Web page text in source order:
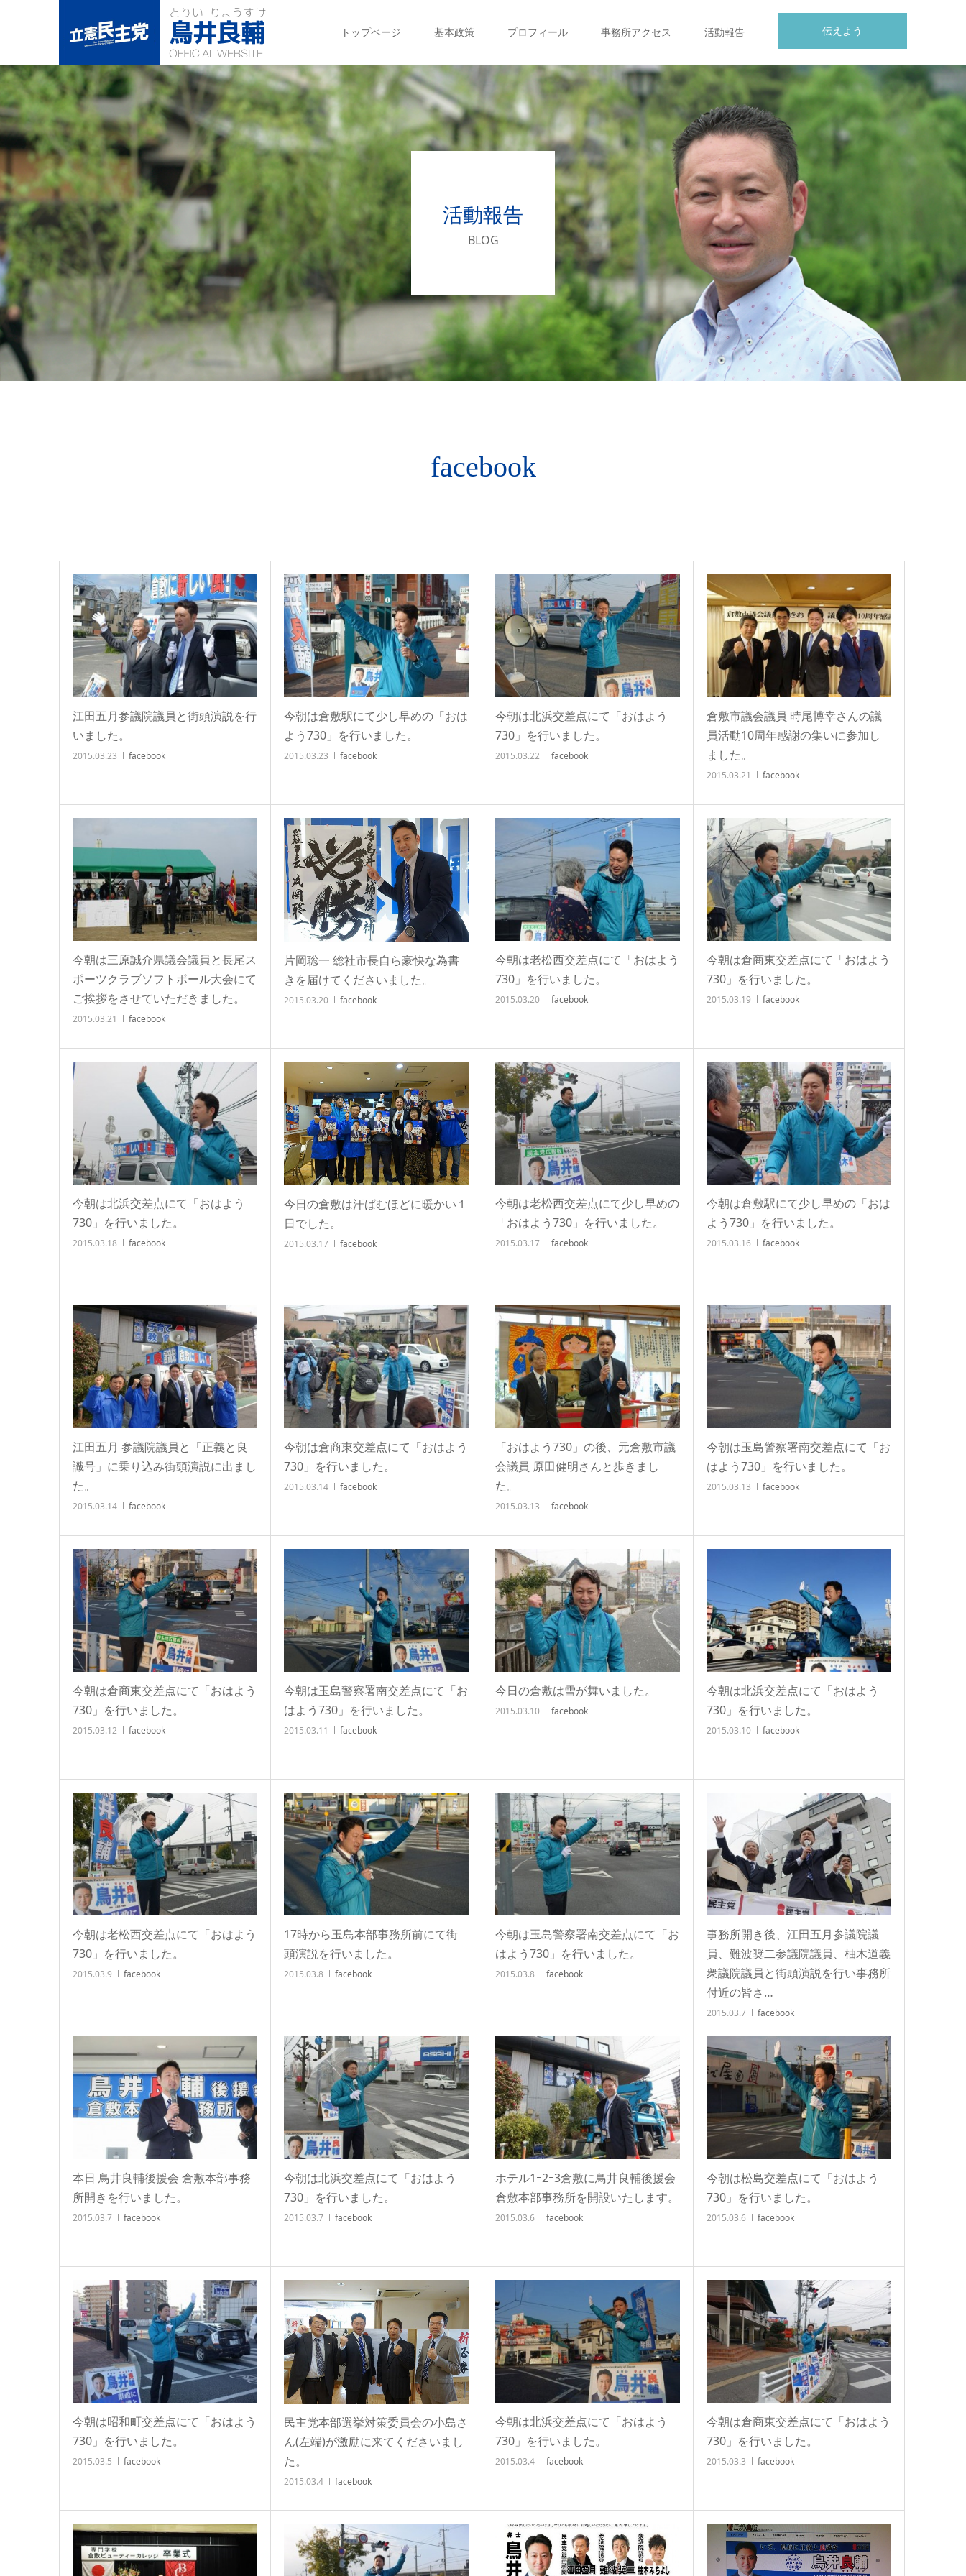
伝えよう
トップページ 基本政策 プロフィール 事務所アクセス 活動報告
活動報告
BLOG
facebook
江田五月参議院議員と街頭演説を行
いました。
2015.03.23 facebook
今朝は倉敷駅にて少し早めの「おは
よう730」を行いました。
2015.03.23 facebook
今朝は北浜交差点にて「おはよう
730」を行いました。
2015.03.22 facebook
倉敷市議会議員 時尾博幸さんの議
員活動10周年感謝の集いに参加し
ました。
2015.03.21 facebook
今朝は三原誠介県議会議員と長尾ス
ポーツクラブソフトボール大会にて
ご挨拶をさせていただきました。
2015.03.21 facebook
片岡聡一 総社市長自ら豪快な為書
きを届けてくださいました。
2015.03.20 facebook
今朝は老松西交差点にて「おはよう
730」を行いました。
2015.03.20 facebook
今朝は倉商東交差点にて「おはよう
730」を行いました。
2015.03.19 facebook
今朝は北浜交差点にて「おはよう
730」を行いました。
2015.03.18 facebook
今日の倉敷は汗ばむほどに暖かい１
日でした。
2015.03.17 facebook
今朝は老松西交差点にて少し早めの
「おはよう730」を行いました。
2015.03.17 facebook
今朝は倉敷駅にて少し早めの「おは
よう730」を行いました。
2015.03.16 facebook
江田五月 参議院議員と「正義と良
識号」に乗り込み街頭演説に出まし
た。
2015.03.14 facebook
今朝は倉商東交差点にて「おはよう
730」を行いました。
2015.03.14 facebook
「おはよう730」の後、元倉敷市議
会議員 原田健明さんと歩きまし
た。
2015.03.13 facebook
今朝は玉島警察署南交差点にて「お
はよう730」を行いました。
2015.03.13 facebook
今朝は倉商東交差点にて「おはよう
730」を行いました。
2015.03.12 facebook
今朝は玉島警察署南交差点にて「お
はよう730」を行いました。
2015.03.11 facebook
今日の倉敷は雪が舞いました。
2015.03.10 facebook
今朝は北浜交差点にて「おはよう
730」を行いました。
2015.03.10 facebook
今朝は老松西交差点にて「おはよう
730」を行いました。
2015.03.9 facebook
17時から玉島本部事務所前にて街
頭演説を行いました。
2015.03.8 facebook
今朝は玉島警察署南交差点にて「お
はよう730」を行いました。
2015.03.8 facebook
事務所開き後、江田五月参議院議
員、難波奨二参議院議員、柚木道義
衆議院議員と街頭演説を行い事務所
付近の皆さ…
2015.03.7 facebook
本日 鳥井良輔後援会 倉敷本部事務
所開きを行いました。
2015.03.7 facebook
今朝は北浜交差点にて「おはよう
730」を行いました。
2015.03.7 facebook
ホテル1ｰ2ｰ3倉敷に鳥井良輔後援会
倉敷本部事務所を開設いたします。
2015.03.6 facebook
今朝は松島交差点にて「おはよう
730」を行いました。
2015.03.6 facebook
今朝は昭和町交差点にて「おはよう
730」を行いました。
2015.03.5 facebook
民主党本部選挙対策委員会の小島さ
ん(左端)が激励に来てくださいまし
た。
2015.03.4 facebook
今朝は北浜交差点にて「おはよう
730」を行いました。
2015.03.4 facebook
今朝は倉商東交差点にて「おはよう
730」を行いました。
2015.03.3 facebook